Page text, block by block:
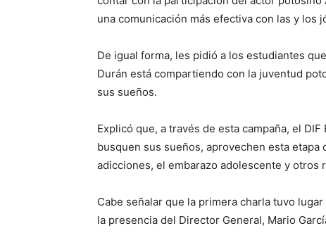
una comunicación más efectiva con las y los
De igual forma, les pidió a los estudiantes
Durán está compartiendo con la juventud
sus sueños.
Explicó que, a través de esta campaña, el
busquen sus sueños, aprovechen esta
adicciones, el embarazo adolescente y
Cabe señalar que la primera charla tuvo
la presencia del Director General, Mario